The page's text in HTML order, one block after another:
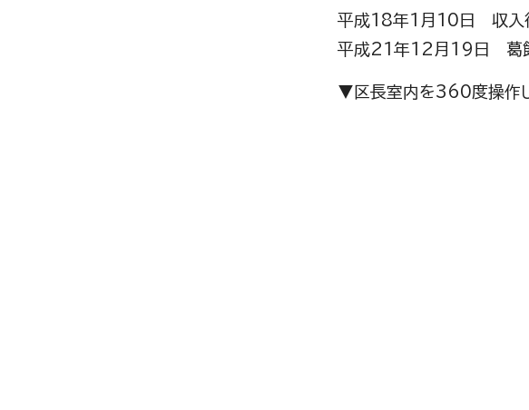
平成18年1月10日 収入
平成21年12月19日 葛
▼区長室内を360度操作